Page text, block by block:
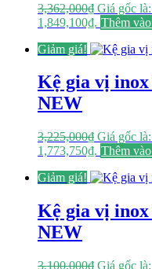
3,362,000₫ Giá gốc
1,849,100₫. Thêm
Giảm giá!
Kệ gia vị inox
NEW
3,225,000₫ Giá gốc
1,773,750₫. Thêm
Giảm giá!
Kệ gia vị inox
NEW
3,100,000₫ Giá gốc